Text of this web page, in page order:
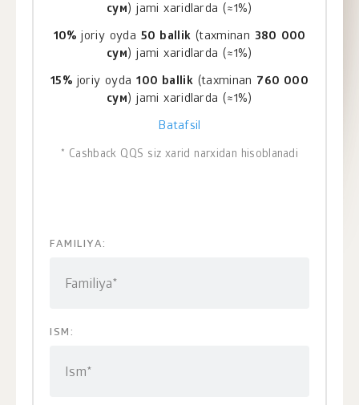
сум) jami xaridlarda (≈1%)
10% joriy oyda 50 ballik (taxminan 380 000
сум) jami xaridlarda (≈1%)
15%joriy oyda100 ballik(taxminan 760 000
сум) jami xaridlarda (≈1%)
Batafsil
* Cashback QQS siz xarid narxidan hisoblanadi
FAMILIYA:
Familiya*
ISM:
Ism*